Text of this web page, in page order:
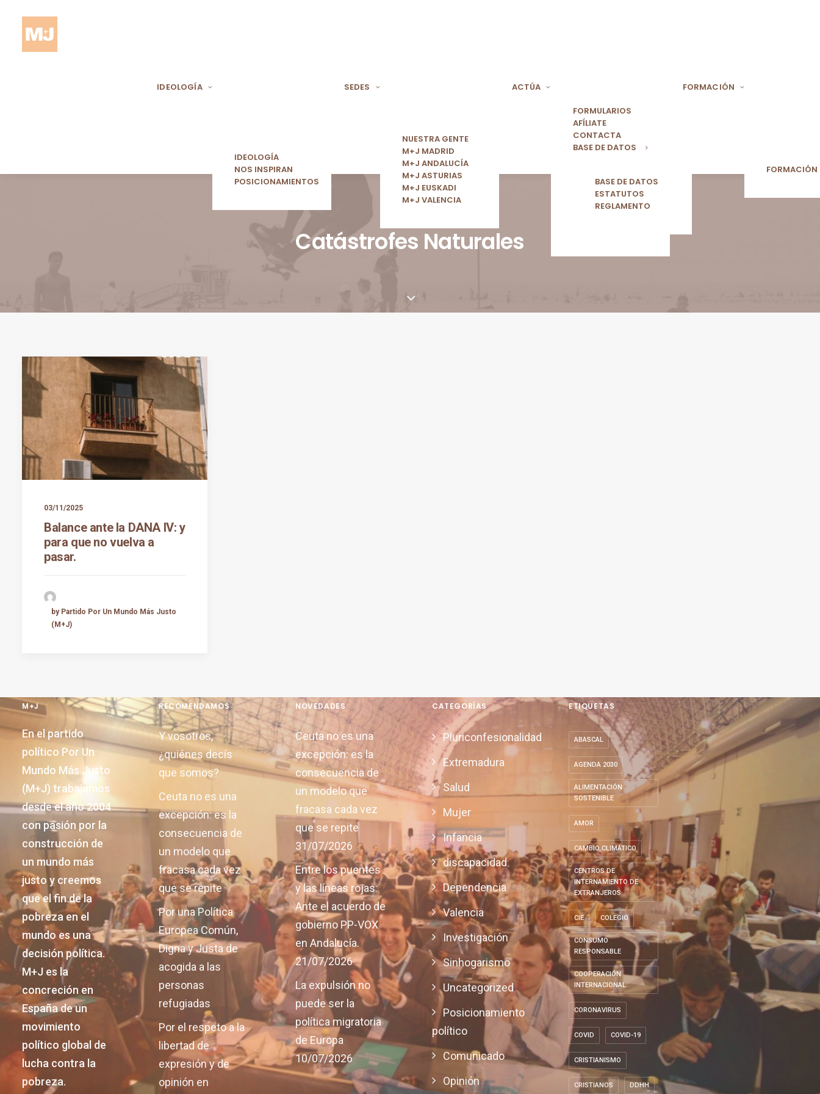
IDEOLOGÍA
IDEOLOGÍA
NOS INSPIRAN
POSICIONAMIENTOS
SEDES
NUESTRA GENTE
M+J MADRID
M+J ANDALUCÍA
M+J ASTURIAS
M+J EUSKADI
M+J VALENCIA
ACTÚA
FORMULARIOS
AFÍLIATE
CONTACTA
BASE DE DATOS
BASE DE DATOS
ESTATUTOS
REGLAMENTO
FORMACIÓN
FORMACIÓN
Catástrofes Naturales
03/11/2025
Balance ante la DANA IV: y
para que no vuelva a
pasar.
by Partido Por Un Mundo Más Justo
(M+J)
M+J
En el partido
político Por Un
Mundo Más Justo
(M+J) trabajamos
desde el año 2004
con pasión por la
construcción de
un mundo más
justo y creemos
que el fin de la
pobreza en el
mundo es una
decisión política.
M+J es la
concreción en
España de un
movimiento
político global de
lucha contra la
pobreza.
RECOMENDAMOS
Y vosotros,
¿quiénes decís
que somos?
Ceuta no es una
excepción: es la
consecuencia de
un modelo que
fracasa cada vez
que se repite
Por una Política
Europea Común,
Digna y Justa de
acogida a las
personas
refugiadas
Por el respeto a la
libertad de
expresión y de
opinión en
NOVEDADES
Ceuta no es una
excepción: es la
consecuencia de
un modelo que
fracasa cada vez
que se repite
31/07/2026
Entre los puentes
y las líneas rojas:
Ante el acuerdo de
gobierno PP-VOX
en Andalucía.
21/07/2026
La expulsión no
puede ser la
política migratoria
de Europa
10/07/2026
CATEGORÍAS
Pluriconfesionalidad
Extremadura
Salud
Mujer
Infancia
discapacidad
Dependencia
Valencia
Investigación
Sinhogarismo
Uncategorized
Posicionamiento
político
Comunicado
Opinión
ETIQUETAS
ABASCAL
AGENDA 2030
ALIMENTACIÓN
SOSTENIBLE
AMOR
CAMBIO CLIMÁTICO
CENTROS DE
INTERNAMIENTO DE
EXTRANJEROS
CIE COLEGIO
CONSUMO
RESPONSABLE
COOPERACIÓN
INTERNACIONAL
CORONAVIRUS
COVID COVID-19
CRISTIANISMO
CRISTIANOS DDHH